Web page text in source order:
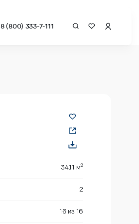
8 (800) 333-7-111
34.11 м2
2
16 из 16